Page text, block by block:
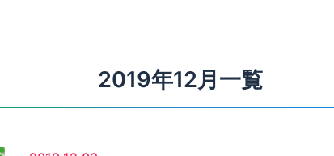
2019年12月一覧